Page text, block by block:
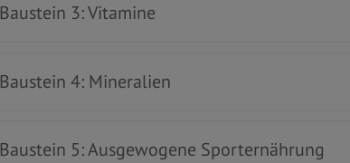
Baustein 3: Vitamine
Baustein 4: Mineralien
Baustein 5: Ausgewogene Sporternährung